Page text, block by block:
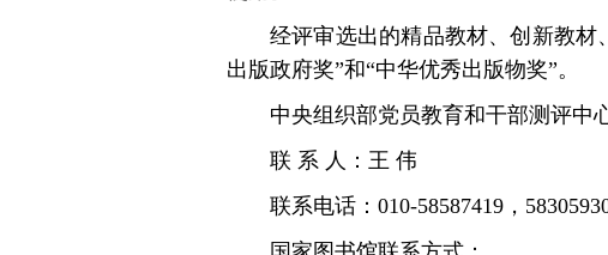
经评审选出的精品教材、创新教材
出版政府奖”和“中华优秀出版物奖”。
中央组织部党员教育和干部测评中
联 系 人：王 伟
联系电话：010-58587419，